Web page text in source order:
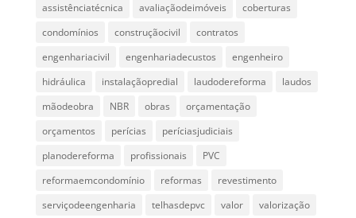
assistênciatécnica
avaliaçãodeimóveis
coberturas
condomínios
construçãocivil
contratos
engenhariacivil
engenhariadecustos
engenheiro
hidráulica
instalaçãopredial laudodereforma
laudos
mãodeobra
NBR obras
orçamentação
orçamentos
perícias
períciasjudiciais
planodereforma
profissionais
PVC
reformaemcondomínio
reformas
revestimento
serviçodeengenharia
telhasdepvc valor
valorização